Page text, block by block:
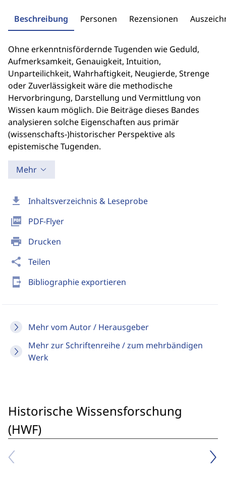
download Inhaltsverzeichnis & Leseprobe
picture_as_pdf PDF-Flyer
print Drucken
share Teilen
send_to_mobile Bibliographie exportieren
Mehr vom Autor / Herausgeber
Mehr zur Schriftenreihe / zum mehrbändigen
Werk
Beschreibung Personen Rezensionen
Ohne erkenntnisfördernde Tugenden wie Geduld,
Aufmerksamkeit, Genauigkeit, Intuition,
Unparteilichkeit, Wahrhaftigkeit, Neugierde, Strenge
oder Zuverlässigkeit wäre die methodische
Hervorbringung, Darstellung und Vermittlung von
Wissen kaum möglich. Die Beiträge dieses Bandes
analysieren solche Eigenschaften aus primär
(wissenschafts-)historischer Perspektive als
epistemische Tugenden.
Mehr
Historische Wissensforschung
(HWF)